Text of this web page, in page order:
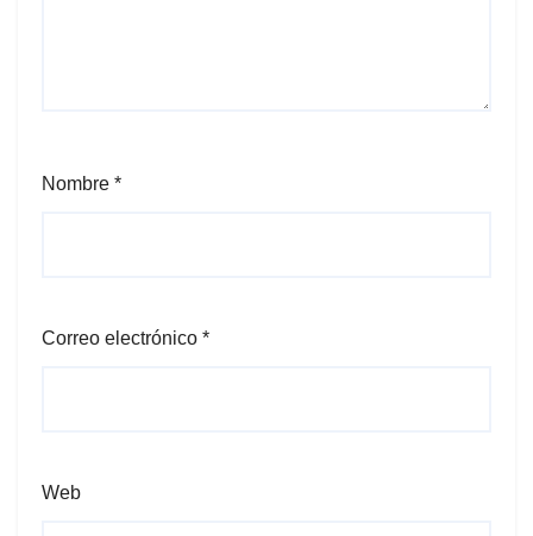
Nombre *
Correo electrónico *
Web